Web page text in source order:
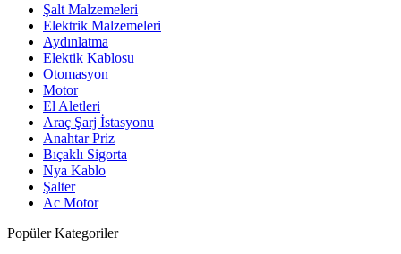
Şalt Malzemeleri
Elektrik Malzemeleri
Aydınlatma
Elektik Kablosu
Otomasyon
Motor
El Aletleri
Araç Şarj İstasyonu
Anahtar Priz
Bıçaklı Sigorta
Nya Kablo
Şalter
Ac Motor
Popüler Kategoriler